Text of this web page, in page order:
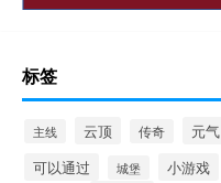
标签
主线 云顶 传奇 元气
可以通过 城堡 小游戏